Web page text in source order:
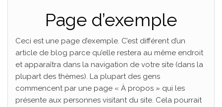
Page d’exemple
Ceci est une page d’exemple. C’est différent d’un
article de blog parce qu’elle restera au même endroit
et apparaîtra dans la navigation de votre site (dans la
plupart des thèmes). La plupart des gens
commencent par une page « À propos » qui les
présente aux personnes visitant du site. Cela pourrait